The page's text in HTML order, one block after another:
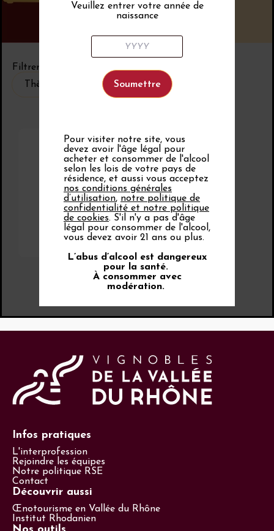
Filtrer par
Thème d’évènement
18 octobre 2027 -
20 octobre 2027
Découvertes
en Vallée du
Rhône 2027
Avignon
09:00
18:00
Infos pratiques
L'interprofession
Rejoindre les équipes
Notre politique RSE
Contact
Découvrir aussi
Œnotourisme en Vallée du Rhône
Institut Rhodanien
Veuillez entrer votre année de
naissance
Pour visiter notre site, vous
devez avoir l'âge légal pour
acheter et consommer de l'alcool
selon les lois de votre pays de
résidence, et aussi vous acceptez
nos conditions générales
d’utilisation, notre politique de
confidentialité et notre politique
de cookies. S'il n'y a pas d'âge
légal pour consommer de l'alcool,
vous devez avoir 21 ans ou plus.
L’abus d’alcool est dangereux
pour la santé.
À consommer avec
modération.